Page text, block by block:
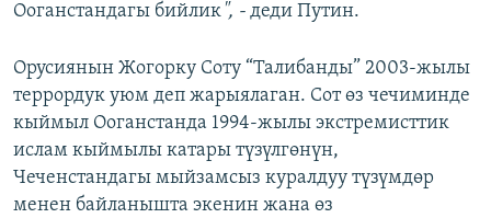
Ооганстандагы бийлик ", - деди Путин.
Орусиянын Жогорку Соту “Талибанды” 2003-жылы
террордук уюм деп жарыялаган. Сот өз чечиминде
кыймыл Ооганстанда 1994-жылы экстремисттик
ислам кыймылы катары түзүлгөнүн,
Чеченстандагы мыйзамсыз куралдуу түзүмдөр
менен байланышта экенин жана өз